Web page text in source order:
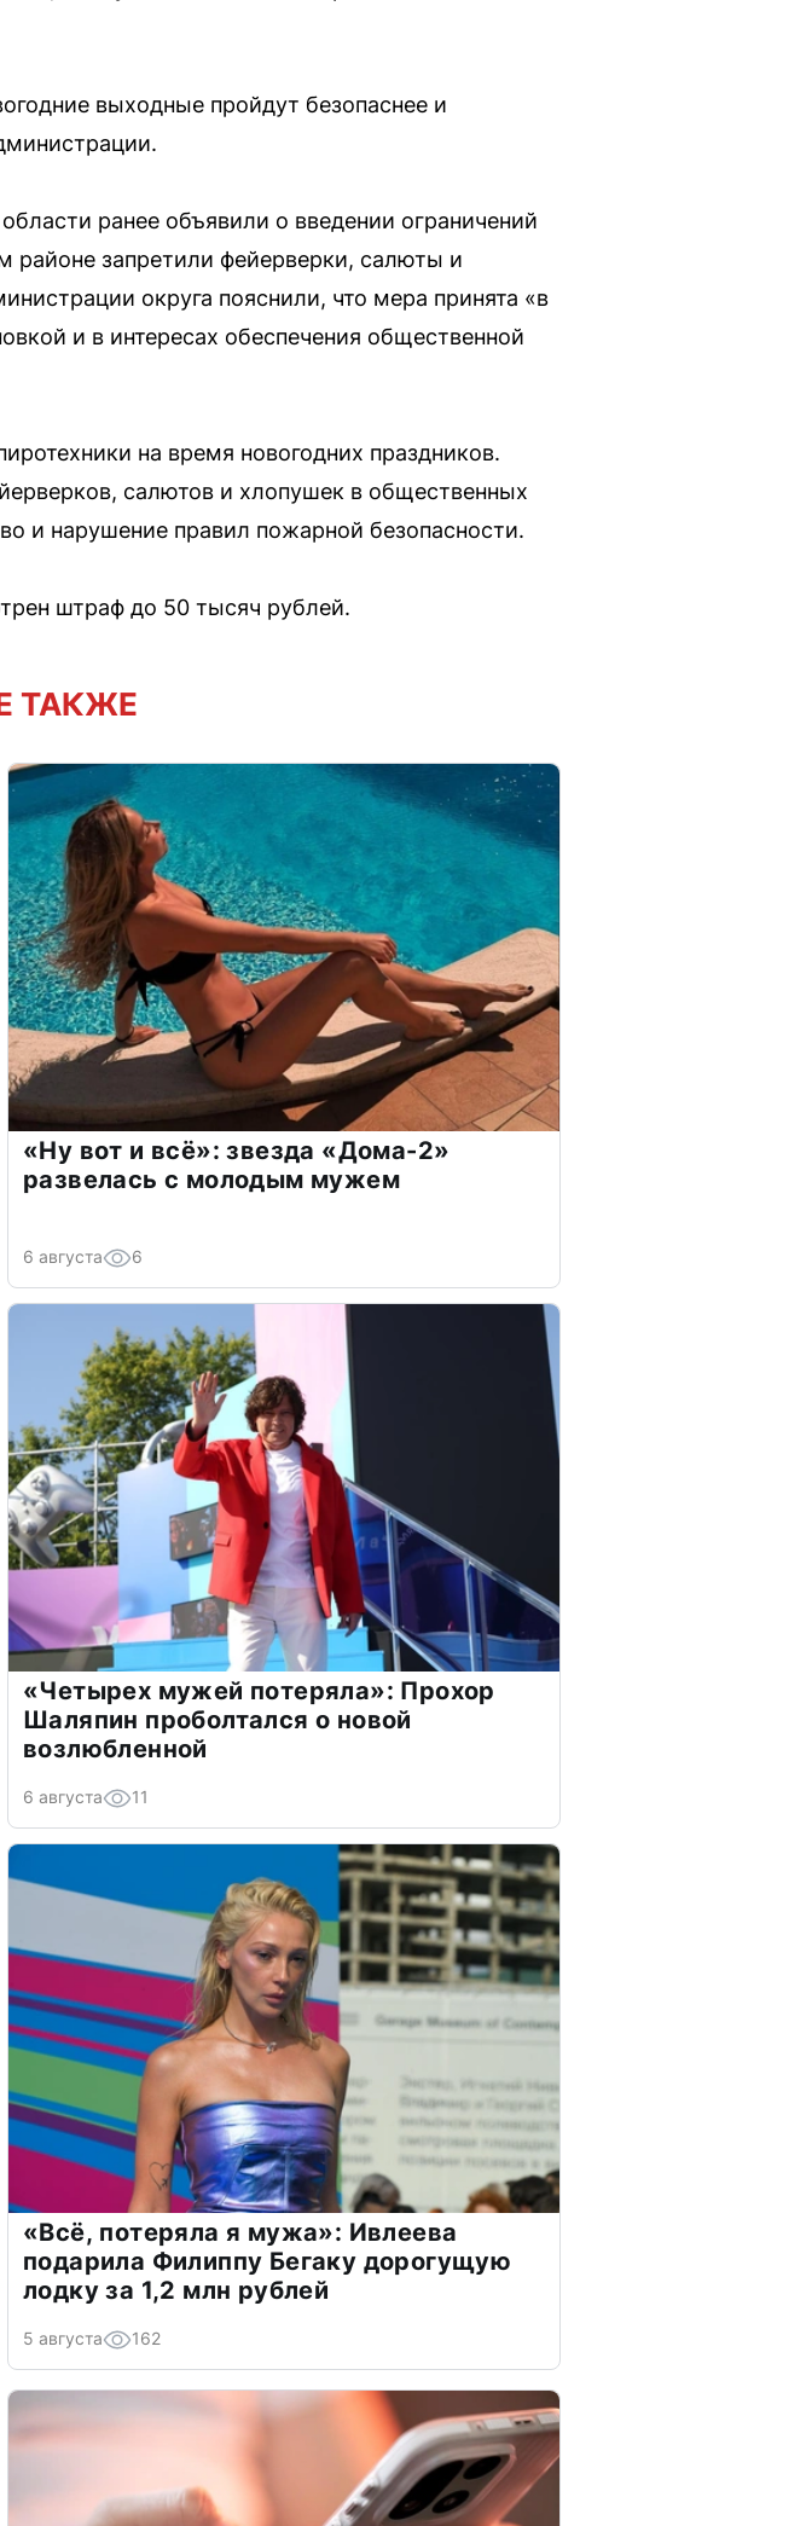
выходные пройдут безопаснее и
ранее объявили о введении ограничений
районе запретили фейерверки, салюты и
округа пояснили, что мера принята «в
и в интересах обеспечения общественной
на время новогодних праздников.
салютов и хлопушек в общественных
и нарушение правил пожарной безопасности.
штраф до 50 тысяч рублей.
ТАКЖЕ
«Ну вот и всё»: звезда «Дома-2»
развелась с молодым мужем
6 августа 6
«Четырех мужей потеряла»: Прохор
Шаляпин проболтался о новой
возлюбленной
6 августа 11
«Всё, потеряла я мужа»: Ивлеева
подарила Филиппу Бегаку дорогущую
лодку за 1,2 млн рублей
5 августа 162